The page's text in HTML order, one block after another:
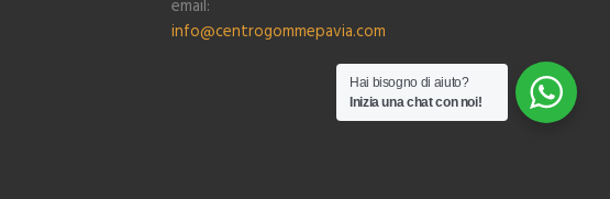
email:
info@centrogommepavia.com
Hai bisogno di aiuto?
Inizia una chat con noi!